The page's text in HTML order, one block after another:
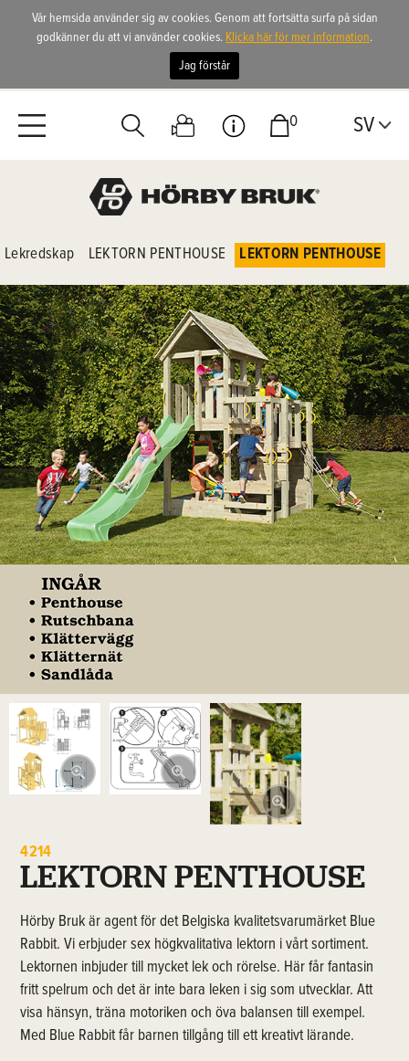
0 SV
Lekredskap LEKTORN PENTHOUSE LEKTORN PENTHOUSE
4214
LEKTORN PENTHOUSE
Hörby Bruk är agent för det Belgiska kvalitetsvarumärket Blue
Rabbit. Vi erbjuder sex högkvalitativa lektorn i vårt sortiment.
Lektornen inbjuder till mycket lek och rörelse. Här får fantasin
fritt spelrum och det är inte bara leken i sig som utvecklar. Att
visa hänsyn, träna motoriken och öva balansen till exempel.
Med Blue Rabbit får barnen tillgång till ett kreativt lärande.
Vår hemsida använder sig av cookies. Genom att fortsätta surfa på sidan
godkänner du att vi använder cookies. Klicka här för mer information.
Jag förstår